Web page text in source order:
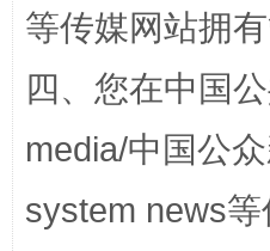
阿坝州三大球赛在茂
等传媒网站拥
四、您在中国
media/中国公
system news